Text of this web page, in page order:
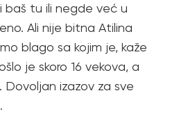
baš tu ili negde već u
Ali nije bitna Atilina
blago sa kojim je, kaže
je skoro 16 vekova, a
izazov za sve